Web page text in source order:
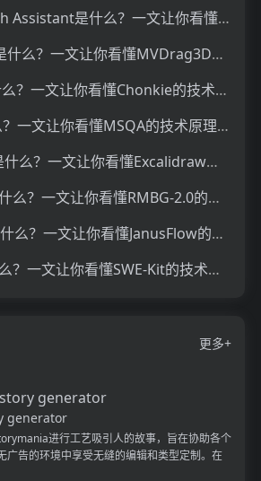
Vision Search Assistant是什么？一文让你看懂Vision Search Assistant的技术原理、主要功能、应用场景
MVDrag3D是什么？一文让你看懂MVDrag3D的技术原理、主要功能、应用场景
Chonkie是什么？一文让你看懂Chonkie的技术原理、主要功能、应用场景
MSQA是什么？一文让你看懂MSQA的技术原理、主要功能、应用场景
Excalidraw是什么？一文让你看懂Excalidraw的技术原理、主要功能、应用场景
RMBG-2.0是什么？一文让你看懂RMBG-2.0的技术原理、主要功能、应用场景
JanusFlow是什么？一文让你看懂JanusFlow的技术原理、主要功能、应用场景
SWE-Kit是什么？一文让你看懂SWE-Kit的技术原理、主要功能、应用场景
更多+
generator
进行工艺吸引人的故事，旨在协助各个
广告的环境中享受无缝的编辑和类型定制。在